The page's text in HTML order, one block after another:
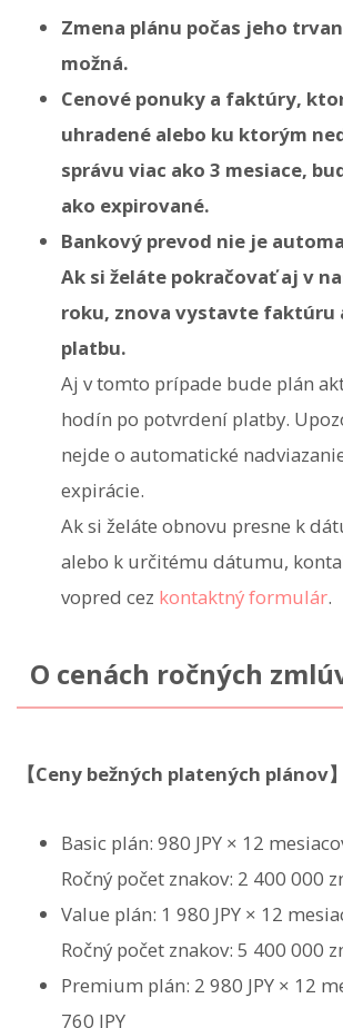
Zmena plánu počas jeho
možná.
Cenové ponuky a faktúry,
uhradené alebo ku ktorým
správu viac ako 3 mesiace,
ako expirované.
Bankový prevod nie je
Ak si želáte pokračovať aj v
roku, znova vystavte faktúru
platbu.
Aj v tomto prípade bude plán
hodín po potvrdení platby.
nejde o automatické
expirácie.
Ak si želáte obnovu presne k
alebo k určitému dátumu,
vopred cez kontaktný formulár.
O cenách ročných
【Ceny bežných platených plánov】
Basic plán: 980 JPY × 12
Ročný počet znakov: 2 400 000
Value plán: 1 980 JPY × 12
Ročný počet znakov: 5 400 000
Premium plán: 2 980 JPY × 12
760 JPY